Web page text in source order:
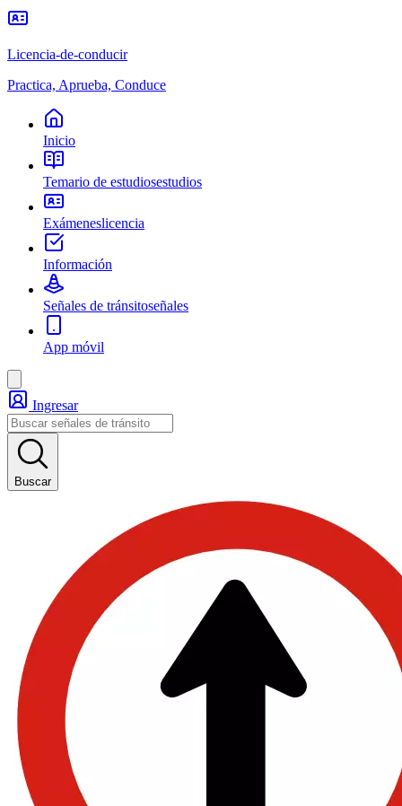
Licencia-de-conducir
Practica, Aprueba, Conduce
Inicio
Temario de estudiosestudios
Exámeneslicencia
Información
Señales de tránsitoseñales
App móvil
Ingresar
Buscar